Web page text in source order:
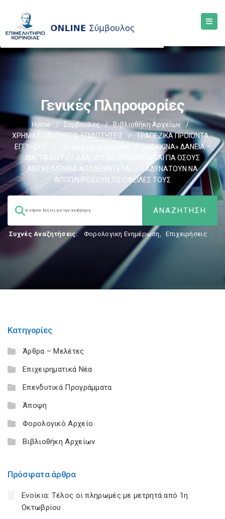
Γενικές Πληροφορίες
Home / Σύμβουλος / Βιβλιοθήκη Αρχείων
/
ΧΡΗΜΑΤΟΔΟΤΗΣΕΙΣ-ΕΠΙΔΟΤΗΣΕΙΣ
/
ΤΡΑΠΕΖΙΚΑ ΠΡΟΙΟΝΤΑ -
ΕΓΓΥΗΣΕΙΣ
/
«ΚΟΚΚΙΝΑ» ΔΑΝΕΙΑ –
ΔΙΑΓΡΑΦΗ ΤΟΥ ΔΑΝΕΙΟΥ ΘΑ ΠΡΟΒΛΕΠΕΤΑΙ ΓΙΑ ΟΣΟΥΣ
ΑΝΤΙΚΕΙΜΕΝΙΚΑ ΑΠΟΔΕΙΚΝΥΕΤΑΙ ΟΤΙ ΑΔΥΝΑΤΟΥΝ ΝΑ
ΑΠΟΠΛΗΡΩΣΟΥΝ ΤΙΣ ΟΦΕΙΛΕΣ ΤΟΥΣ
Συχνές Αναζητήσεις: Φορολογικη Ενημέρωση, Επιχειρήσεις
Κατηγορίες
Άρθρα – Μελέτες
Επιχειρηματικά Νέα
Επενδυτικά Προγράμματα
Άποψη
Φορολογικό Αρχείο
Βιβλιοθήκη Αρχείων
Πρόσφατα άρθρα
Ενοίκια: Τέλος οι πληρωμές με μετρητά από 1η
Οκτωβρίου